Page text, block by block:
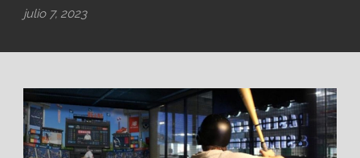
julio 7, 2023